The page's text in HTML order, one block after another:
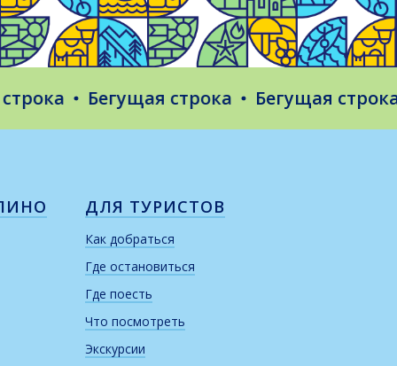
Бегущая строка Бегущая строка
ДЛЯ ТУРИСТОВ
Как добраться
Где остановиться
Где поесть
Что посмотреть
Экскурсии